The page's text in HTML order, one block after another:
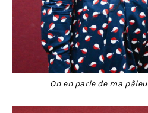
On en parle de ma